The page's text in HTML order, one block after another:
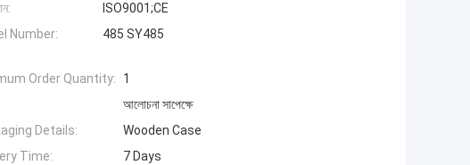
ISO9001;CE
Number:
485 SY485
Order Quantity:
1
আলোচনা সাপেক্ষে
Details:
Wooden Case
Time:
7 Days